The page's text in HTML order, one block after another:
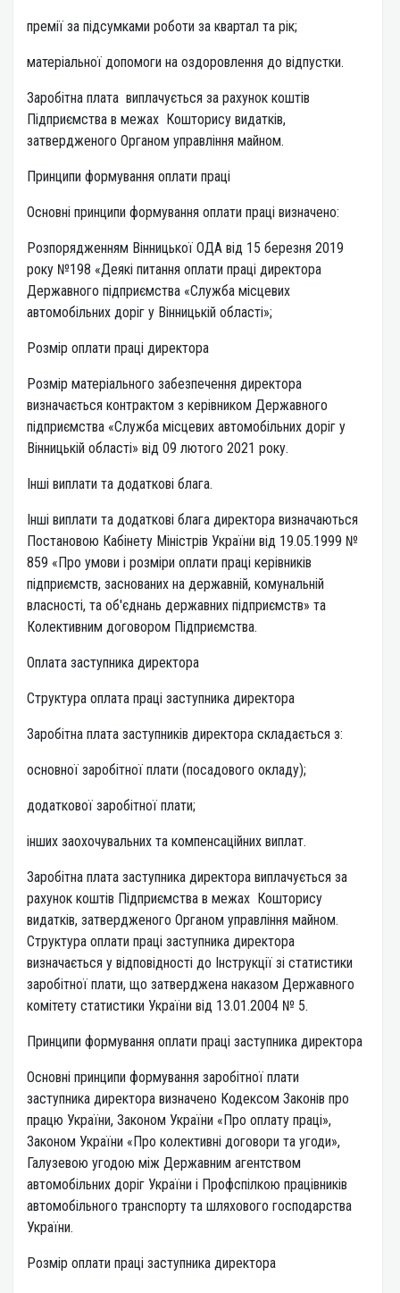
премії за підсумками роботи за квартал та рік;
матеріальної допомоги на оздоровлення до відпустки.
Заробітна плата виплачується за рахунок коштів
Підприємства в межах Кошторису видатків,
затвердженого Органом управління майном.
Принципи формування оплати праці
Основні принципи формування оплати праці визначено:
Розпорядженням Вінницької ОДА від 15 березня 2019
року №198 «Деякі питання оплати праці директора
Державного підприємства «Служба місцевих
автомобільних доріг у Вінницькій області»;
Розмір оплати праці директора
Розмір матеріального забезпечення директора
визначається контрактом з керівником Державного
підприємства «Служба місцевих автомобільних доріг у
Вінницькій області» від 09 лютого 2021 року.
Інші виплати та додаткові блага.
Інші виплати та додаткові блага директора визначаються
Постановою Кабінету Міністрів України від 19.05.1999 №
859 «Про умови і розміри оплати праці керівників
підприємств, заснованих на державній, комунальній
власності, та об'єднань державних підприємств» та
Колективним договором Підприємства.
Оплата заступника директора
Структура оплата праці заступника директора
Заробітна плата заступників директора складається з:
основної заробітної плати (посадового окладу);
додаткової заробітної плати;
інших заохочувальних та компенсаційних виплат.
Заробітна плата заступника директора виплачується за
рахунок коштів Підприємства в межах Кошторису
видатків, затвердженого Органом управління майном.
Структура оплати праці заступника директора
визначається у відповідності до Інструкції зі статистики
заробітної плати, що затверджена наказом Державного
комітету статистики України від 13.01.2004 № 5.
Принципи формування оплати праці заступника директора
Основні принципи формування заробітної плати
заступника директора визначено Кодексом Законів про
працю України, Законом України «Про оплату праці»,
Законом України «Про колективні договори та угоди»,
Галузевою угодою між Державним агентством
автомобільних доріг України і Профспілкою працівників
автомобільного транспорту та шляхового господарства
України.
Розмір оплати праці заступника директора